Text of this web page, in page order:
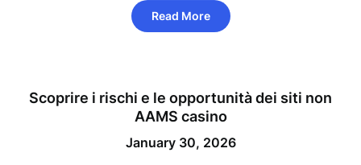
Read More
Scoprire i rischi e le opportunità dei siti non
AAMS casino
January 30, 2026